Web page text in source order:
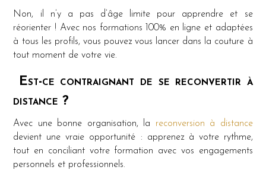
Non, il n’y a pas d’âge limite pour apprendre et se
réorienter ! Avec nos formations 100% en ligne et adaptées
à tous les profils, vous pouvez vous lancer dans la couture à
tout moment de votre vie.
Est-ce contraignant de se reconvertir à
distance ?
Avec une bonne organisation, la reconversion à distance
devient une vraie opportunité : apprenez à votre rythme,
tout en conciliant votre formation avec vos engagements
personnels et professionnels.